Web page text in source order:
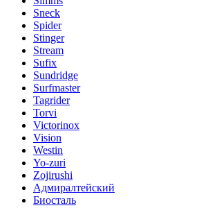
Sneck
Spider
Stinger
Stream
Sufix
Sundridge
Surfmaster
Tagrider
Torvi
Victorinox
Vision
Westin
Yo-zuri
Zojirushi
Адмиралтейский
Биосталь